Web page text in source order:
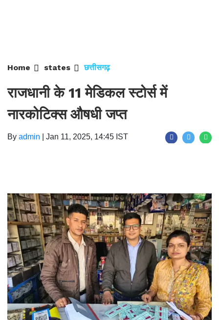
Home states छत्तीसगढ़
राजधानी के 11 मेडिकल स्टोर्स में
नारकोटिक्स औषधी जप्त
By admin Jan 11, 2025, 14:45 IST